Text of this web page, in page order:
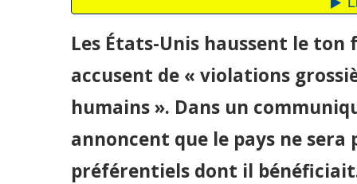
Les États-Unis haussent le ton
accusent de « violations
humains ». Dans un
annoncent que le pays ne
préférentiels dont il